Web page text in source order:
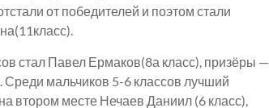
от победителей и поэтом стали
стал Павел Ермаков(8а класс), призёры —
мальчиков 5-6 классов лучший
втором месте Нечаев Даниил (6 класс),